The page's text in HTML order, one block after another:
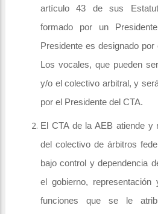
artículo 43 de sus
formado por un
Presidente es designado
Los vocales, que pueden
y/o el colectivo arbitral, y
por el Presidente del CTA.
El CTA de la AEB atiende y
del colectivo de árbitros
bajo control y dependencia
el gobierno,
funciones que se le